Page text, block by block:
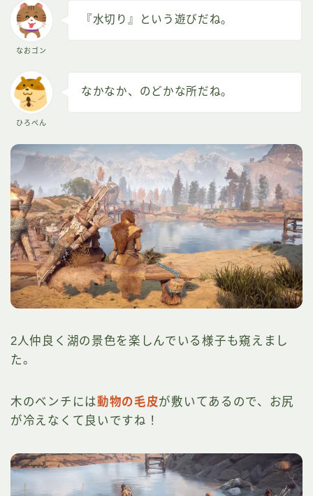
なおゴン
『水切り』という遊びだね。
ひろぺん
なかなか、のどかな所だね。
2人仲良く湖の景色を楽しんでいる様子も窺えまし
た。
木のベンチには動物の毛皮が敷いてあるので、お尻
が冷えなくて良いですね！